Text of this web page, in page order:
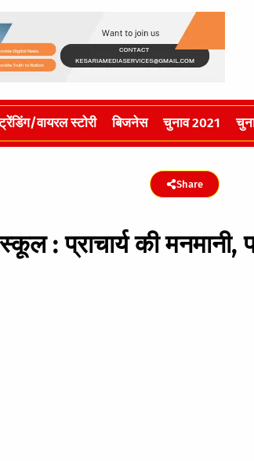
वायरल स्टोरी बिजनेस चुनाव 2021
Share
: प्राचार्य की